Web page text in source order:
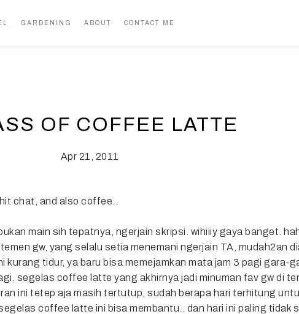
GARDENING ABOUT CONTACT ME
OF COFFEE LATTE
Apr 21, 2011
chat, and also coffee..
main sih tepatnya, ngerjain skripsi. wihiiiy gaya banget.
gw, yang selalu setia menemani ngerjain TA, mudah2an
kurang tidur, ya baru bisa memejamkan mata jam 3 pagi gara-
segelas coffee latte yang akhirnya jadi minuman fav gw di
ini tetep aja masih tertutup, sudah berapa hari terhitung
coffee latte ini bisa membantu.. dan hari ini paling tidak